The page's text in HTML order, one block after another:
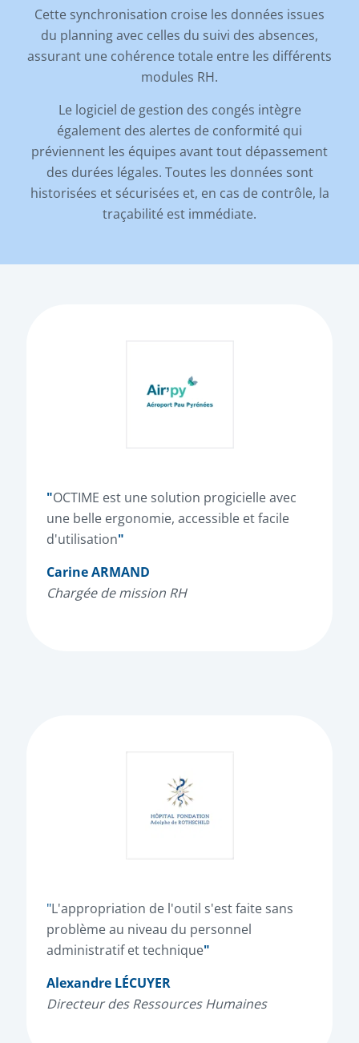
Cette synchronisation croise les données issues
du planning avec celles du suivi des absences,
assurant une cohérence totale entre les différents
modules RH.
Le logiciel de gestion des congés intègre
également des alertes de conformité qui
préviennent les équipes avant tout dépassement
des durées légales. Toutes les données sont
historisées et sécurisées et, en cas de contrôle, la
traçabilité est immédiate.
"OCTIME est une solution progicielle avec
une belle ergonomie, accessible et facile
d'utilisation"
Carine ARMAND
Chargée de mission RH
"L'appropriation de l'outil s'est faite sans
problème au niveau du personnel
administratif et technique"
Alexandre LÉCUYER
Directeur des Ressources Humaines